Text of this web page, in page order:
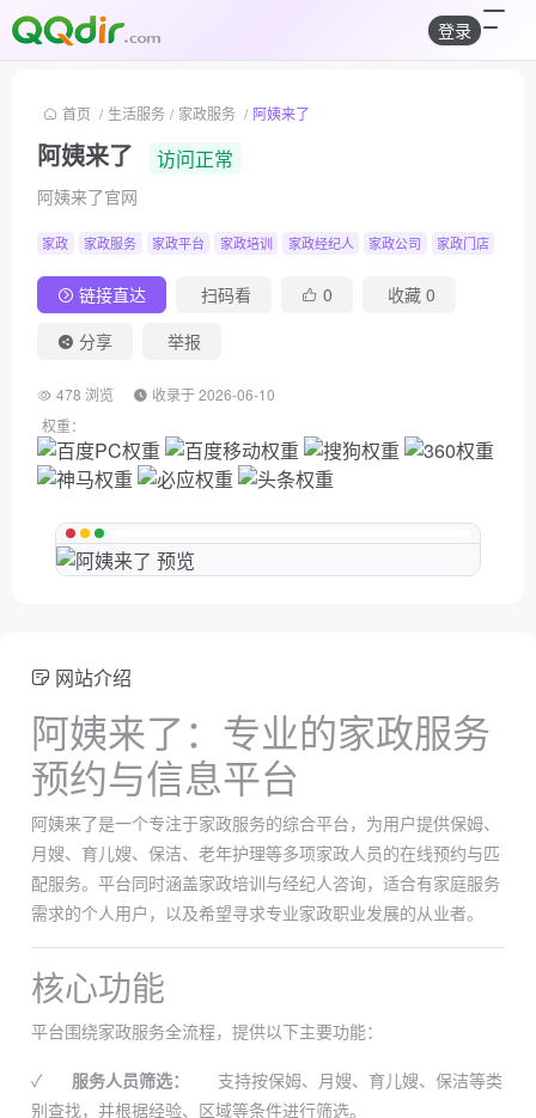
登录
首页 / 生活服务 / 家政服务 / 阿姨来了
阿姨来了 访问正常
阿姨来了官网
家政 家政服务 家政平台 家政培训 家政经纪人 家政公司 家政门店
链接直达 扫码看 0 收藏 0
分享
举报
478 浏览
收录于 2026-06-10
权重：
网站介绍
阿姨来了：专业的家政服务
预约与信息平台
阿姨来了是一个专注于家政服务的综合平台，为用户提供保姆、
月嫂、育儿嫂、保洁、老年护理等多项家政人员的在线预约与匹
配服务。平台同时涵盖家政培训与经纪人咨询，适合有家庭服务
需求的个人用户，以及希望寻求专业家政职业发展的从业者。
核心功能
平台围绕家政服务全流程，提供以下主要功能：
✓ 服务人员筛选：
支持按保姆、月嫂、育儿嫂、保洁等类
别查找，并根据经验、区域等条件进行筛选。